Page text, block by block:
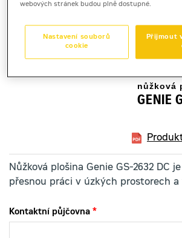
786 Kč s DPH
Kauce
nůžková
GENIE
Nůžková plošina Genie GS-2632 DC
přesnou práci v úzkých prostorech
Kontaktní půjčovna
webových stránek budou plně dostupné.
Přijmout
Nastavení souborů
cookie